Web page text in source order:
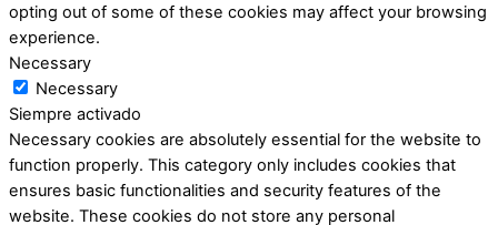
opting out of some of these cookies may affect your browsing
experience.
Necessary
Necessary
Siempre activado
Necessary cookies are absolutely essential for the website to
function properly. This category only includes cookies that
ensures basic functionalities and security features of the
website. These cookies do not store any personal